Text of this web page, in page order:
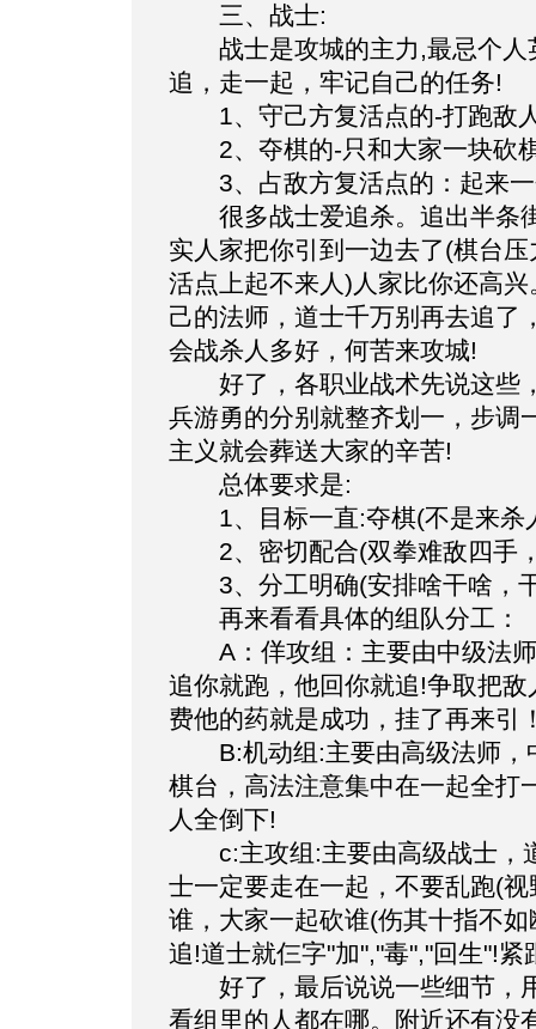
三、战士:
战士是攻城的主力,最忌个人
追，走一起，牢记自己的任务!
1、守己方复活点的-打跑敌
2、夺棋的-只和大家一块砍
3、占敌方复活点的：起来一
很多战士爱追杀。追出半条
实人家把你引到一边去了(棋台
活点上起不来人)人家比你还高
己的法师，道士千万别再去追了
会战杀人多好，何苦来攻城!
好了，各职业战术先说这些
兵游勇的分别就整齐划一，步调
主义就会葬送大家的辛苦!
总体要求是:
1、目标一直:夺棋(不是来杀
2、密切配合(双拳难敌四手
3、分工明确(安排啥干啥，干
再来看看具体的组队分工：
A：佯攻组：主要由中级法师
追你就跑，他回你就追!争取把
费他的药就是成功，挂了再来引
B:机动组:主要由高级法师，
棋台，高法注意集中在一起全打
人全倒下!
c:主攻组:主要由高级战士，
士一定要走在一起，不要乱跑(
谁，大家一起砍谁(伤其十指不
追!道士就仨字"加","毒","回生"!
好了，最后说说一些细节，
看组里的人都在哪。附近还有没